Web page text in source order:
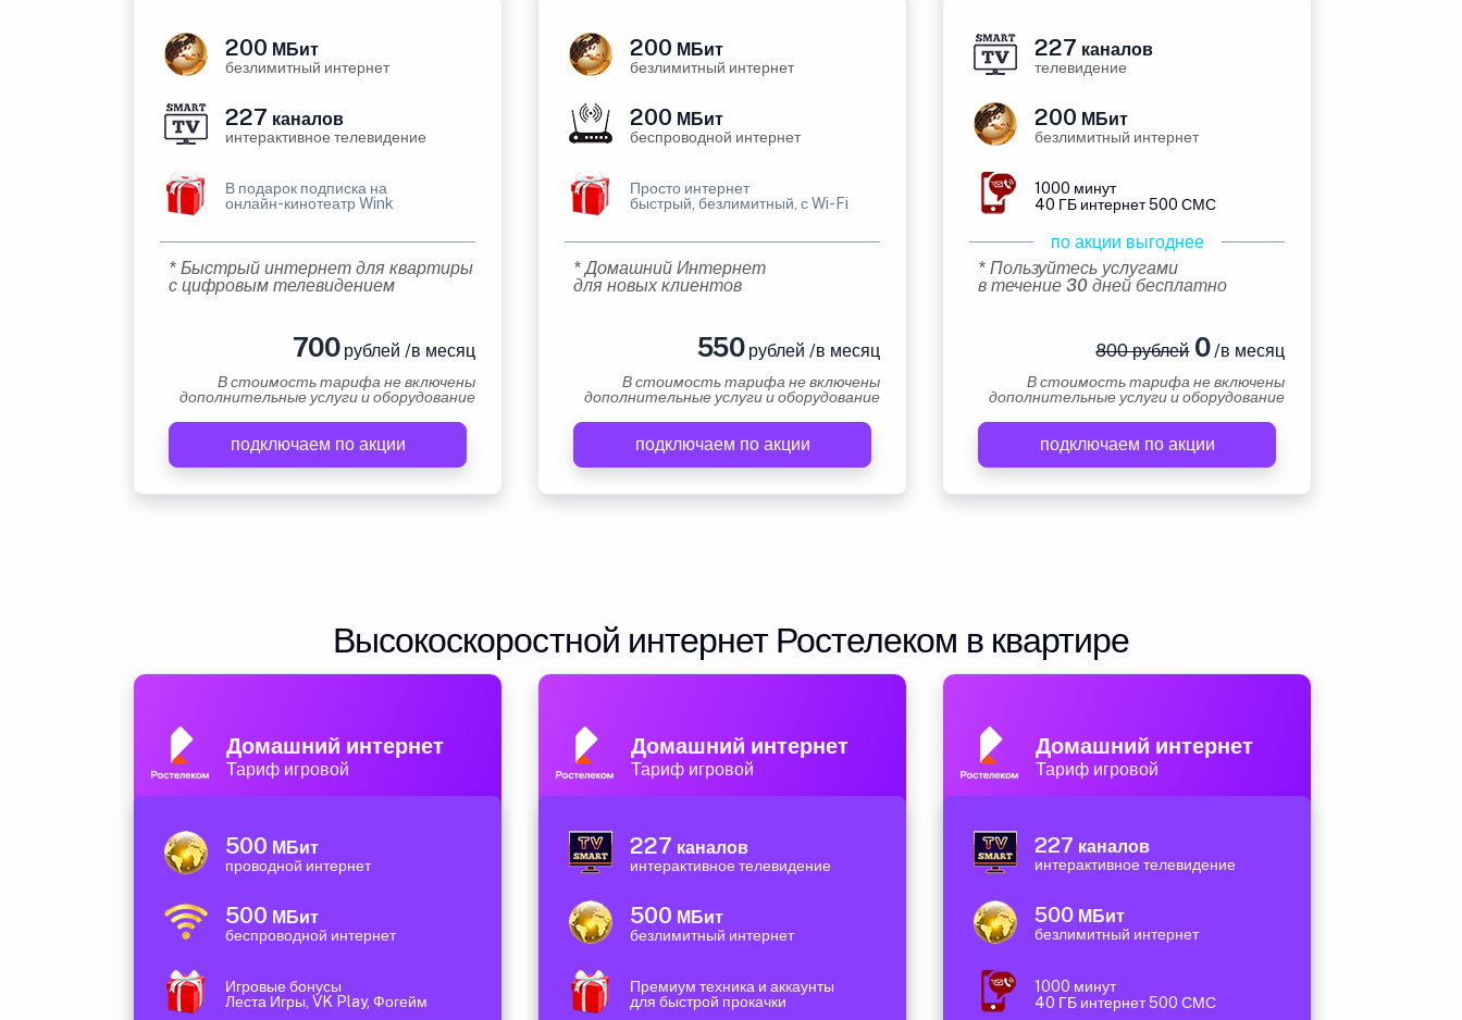
200 МБит
безлимитный интернет
227 каналов
интерактивное телевидение
В подарок подписка на
онлайн-кинотеатр Wink
* Быстрый интернет для квартиры
с цифровым телевидением
700рублей /в месяц
В стоимость тарифа не включены
дополнительные услуги и оборудование
подключаем по акции
200 МБит
безлимитный интернет
200 МБит
беспроводной интернет
Просто интернет
быстрый, безлимитный, с Wi-Fi
* Домашний Интернет
для новых клиентов
550рублей /в месяц
В стоимость тарифа не включены
дополнительные услуги и оборудование
подключаем по акции
227 каналов
телевидение
200 МБит
безлимитный интернет
1000 минут
40 ГБ интернет 500 СМС
по акции выгоднее
* Пользуйтесь услугами
в течение 30 дней бесплатно
800 рублей0/в месяц
В стоимость тарифа не включены
дополнительные услуги и оборудование
подключаем по акции
Высокоскоростной интернет Ростелеком в квартире
Домашний интернет
Тариф игровой
500 МБит
проводной интернет
500 МБит
беспроводной интернет
Игровые бонусы
Леста Игры, VK Play, Фогейм
Домашний интернет
Тариф игровой
227 каналов
интерактивное телевидение
500 МБит
безлимитный интернет
Премиум техника и аккаунты
для быстрой прокачки
Домашний интернет
Тариф игровой
227 каналов
интерактивное телевидение
500 МБит
безлимитный интернет
1000 минут
40 ГБ интернет 500 СМС